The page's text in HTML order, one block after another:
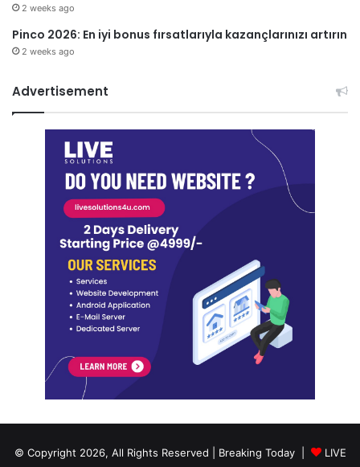
2 weeks ago
Pinco 2026: En iyi bonus fırsatlarıyla kazançlarınızı artırın
2 weeks ago
Advertisement
© Copyright 2026, All Rights Reserved | Breaking Today | LIVE